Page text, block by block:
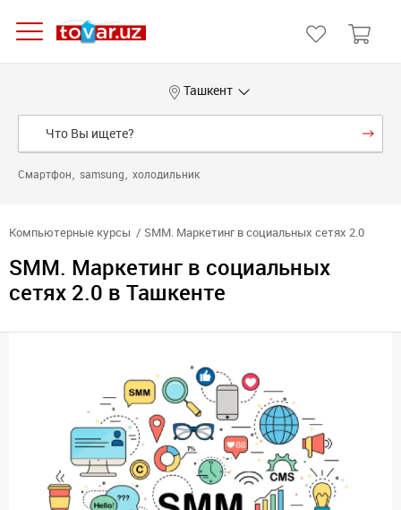
Ташкент
Смартфон samsung холодильник
Компьютерные курсы SMM. Маркетинг в социальных сетях 2.0
SMM. Маркетинг в социальных
сетях 2.0 в Ташкенте